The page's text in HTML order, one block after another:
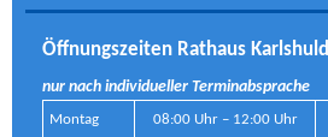
Öffnungszeiten Rathaus Karlshuld
nur nach individueller Terminabsprache
Montag 08:00 Uhr – 12:00 Uhr